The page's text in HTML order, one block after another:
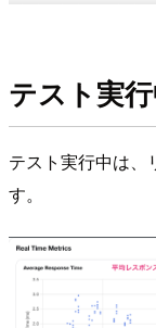
テスト実
テスト実行中は、
す。